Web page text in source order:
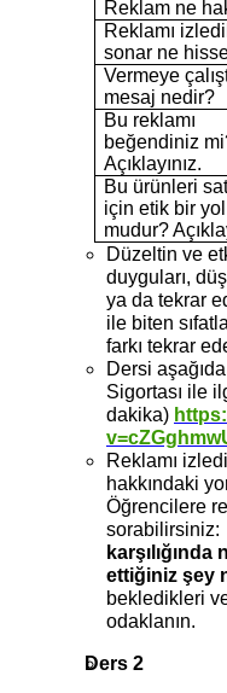
Reklam ne
Reklamı
sonar ne
Vermeye
mesaj nedir?
Bu reklamı
beğendiniz
Açıklayınız.
Bu ürünleri
için etik bir yol
mudur?
Düzeltin ve
duyguları,
ya da tekrar
ile biten
farkı tekrar
Dersi
Sigortası ile
dakika)
Reklamı
hakkındaki
Öğrencilere
sorabilirsiniz:
karşılığında
ettiğiniz şey
bekledikleri
odaklanın.
Ders 2